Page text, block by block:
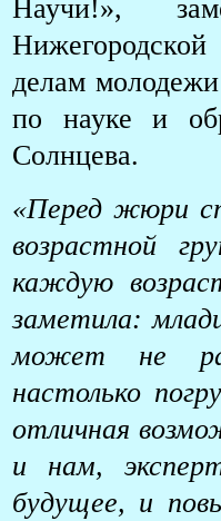
Научи!»,
Нижегородской
делам
по науке и
Солнцева.
«Перед жюри
возрастной
каждую
заметила:
может не
настолько
отличная
и нам,
будущее, и